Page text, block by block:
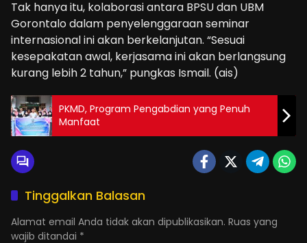
Tak hanya itu, kolaborasi antara BPSU dan UBM
Gorontalo dalam penyelenggaraan seminar
internasional ini akan berkelanjutan. “Sesuai
kesepakatan awal, kerjasama ini akan berlangsung
kurang lebih 2 tahun,” pungkas Ismail. (ais)
PKMD, Program Pengabdian yang Penuh
Manfaat
Tinggalkan Balasan
Alamat email Anda tidak akan dipublikasikan. Ruas yang
wajib ditandai *